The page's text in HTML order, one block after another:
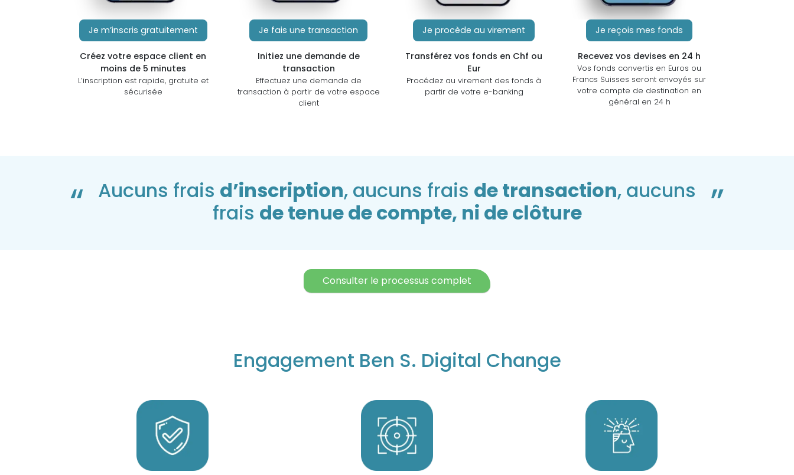
Je m’inscris gratuitement
Créez votre espace client en
moins de 5 minutes
L’inscription est rapide, gratuite et
sécurisée
Je fais une transaction
Initiez une demande de
transaction
Effectuez une demande de
transaction à partir de votre espace
client
Je procède au virement
Transférez vos fonds en Chf ou
Eur
Procédez au virement des fonds à
partir de votre e-banking
Je reçois mes fonds
Recevez vos devises en 24 h
Vos fonds convertis en Euros ou
Francs Suisses seront envoyés sur
votre compte de destination en
général en 24 h
“ Aucuns frais d’inscription, aucuns frais de transaction, aucuns
frais de tenue de compte, ni de clôture ”
Consulter le processus complet
Engagement Ben S. Digital Change